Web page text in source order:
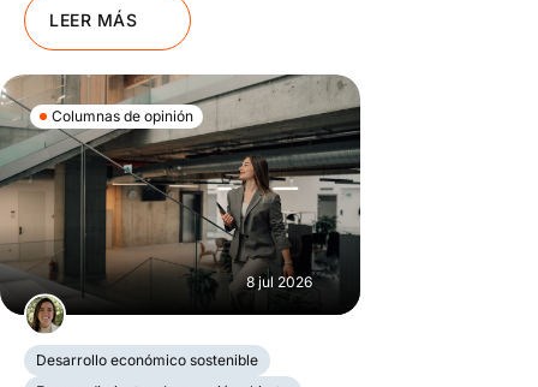
LEER MÁS
Columnas de opinión
8 jul 2026
Desarrollo económico sostenible